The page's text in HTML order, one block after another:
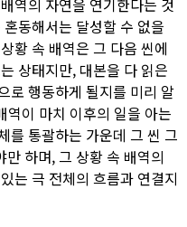
역의 자연을 연기한다는 것
동해서는 달성할 수 없을
황 속 배역은 그 다음 씬에
상태지만, 대본을 다 읽은
로 행동하게 될지를 미리 알
역이 마치 이후의 일을 아는
를 통괄하는 가운데 그 씬 그
하며, 그 상황 속 배역의
는 극 전체의 흐름과 연결지